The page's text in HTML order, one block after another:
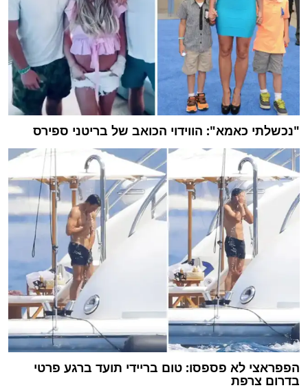
"נכשלתי כאמא": הווידוי הכואב של בריטני ספירס
הפפראצי לא פספסו: טום בריידי תועד ברגע פרטי
בדרום צרפת